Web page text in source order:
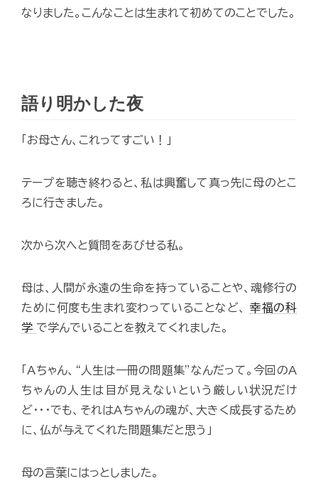
なりました。こんなことは生まれて初めてのことでした。
語り明かした夜
「お母さん、これってすごい！」
テープを聴き終わると、私は興奮して真っ先に母のとこ
ろに行きました。
次から次へと質問をあびせる私。
母は、人間が永遠の生命を持っていることや、魂修行の
ために何度も生まれ変わっていることなど、幸福の科
学 で学んでいることを教えてくれました。
「Aちゃん、“人生は一冊の問題集”なんだって。今回のA
ちゃんの人生は目が見えないという厳しい状況だけ
ど･･･でも、それはAちゃんの魂が、大きく成長するため
に、仏が与えてくれた問題集だと思う」
母の言葉にはっとしました。